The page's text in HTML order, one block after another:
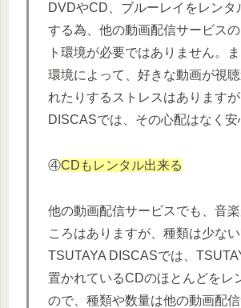
DVDやCD、ブルーレイをレンタ
する為、他の動画配信サービス
ト環境が必要ではありません。
環境によって、好きな動画が視
れたりするストレスはあります
DISCASでは、その心配はなく安
④CDもレンタル出来る
他の動画配信サービスでも、音
ころはありますが、種類は少ない
TSUTAYA DISCASでは、
置かれているCDのほとんどをレ
ので、種類や数量は他の動画配